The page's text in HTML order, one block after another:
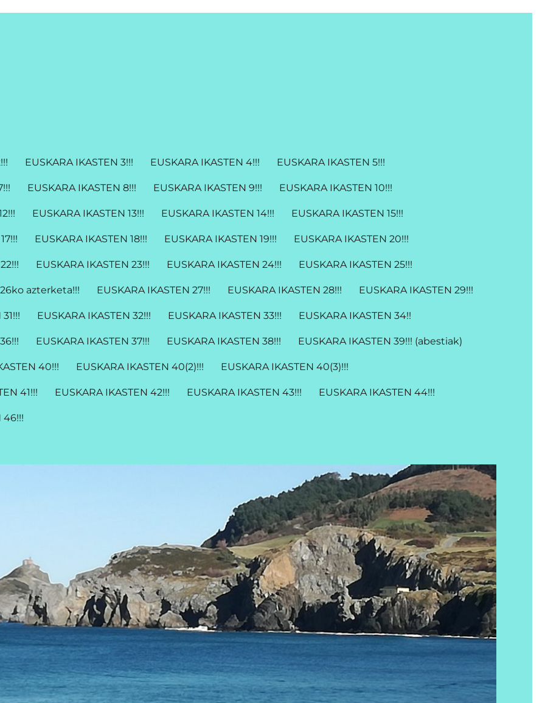
EUSKARA IKASTEN 3!!! EUSKARA IKASTEN 4!!! EUSKARA IKASTEN 5!!!
EUSKARA IKASTEN 8!!! EUSKARA IKASTEN 9!!! EUSKARA IKASTEN 10!!!
EUSKARA IKASTEN 13!!! EUSKARA IKASTEN 14!!! EUSKARA IKASTEN 15!!!
EUSKARA IKASTEN 18!!! EUSKARA IKASTEN 19!!! EUSKARA IKASTEN 20!!!
EUSKARA IKASTEN 23!!! EUSKARA IKASTEN 24!!! EUSKARA IKASTEN 25!!!
azterketa!!! EUSKARA IKASTEN 27!!! EUSKARA IKASTEN 28!!! EUSKARA IKASTEN 29!!!
EUSKARA IKASTEN 32!!! EUSKARA IKASTEN 33!!! EUSKARA IKASTEN 34!!
EUSKARA IKASTEN 37!!! EUSKARA IKASTEN 38!!! EUSKARA IKASTEN 39!!! (abestiak)
40!!! EUSKARA IKASTEN 40(2)!!! EUSKARA IKASTEN 40(3)!!!
41!!! EUSKARA IKASTEN 42!!! EUSKARA IKASTEN 43!!! EUSKARA IKASTEN 44!!!
46!!!